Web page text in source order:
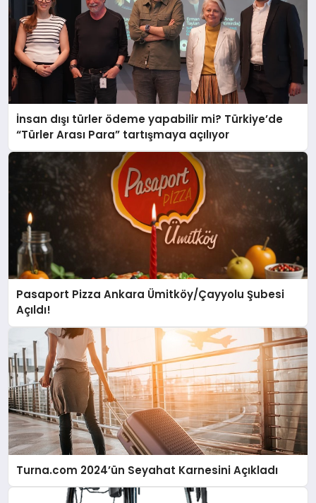
İnsan dışı türler ödeme yapabilir mi? Türkiye’de
“Türler Arası Para” tartışmaya açılıyor
Pasaport Pizza Ankara Ümitköy/Çayyolu Şubesi
Açıldı!
Turna.com 2024’ün Seyahat Karnesini Açıkladı